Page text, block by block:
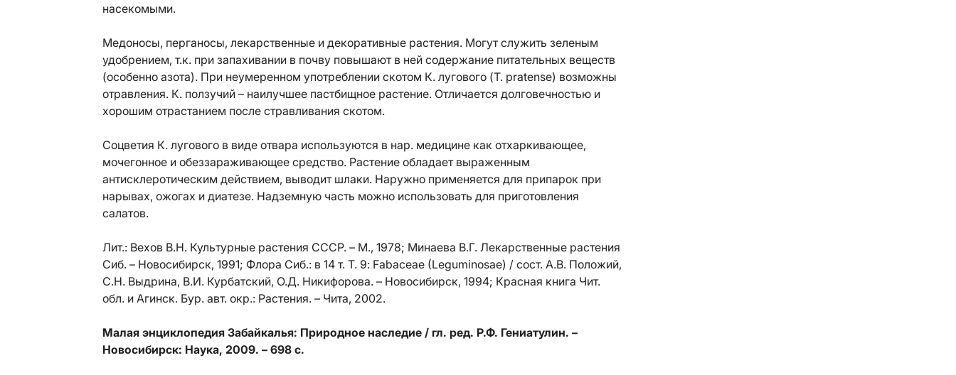
насекомыми.
Медоносы, перганосы, лекарственные и декоративные растения. Могут служить зеленым
удобрением, т.к. при запахивании в почву повышают в ней содержание питательных веществ
(особенно азота). При неумеренном употреблении скотом К. лугового (T. pratense) возможны
отравления. К. ползучий – наилучшее пастбищное растение. Отличается долговечностью и
хорошим отрастанием после стравливания скотом.
Соцветия К. лугового в виде отвара используются в нар. медицине как отхаркивающее,
мочегонное и обеззараживающее средство. Растение обладает выраженным
антисклеротическим действием, выводит шлаки. Наружно применяется для припарок при
нарывах, ожогах и диатезе. Надземную часть можно использовать для приготовления
салатов.
Лит.: Вехов В.Н. Культурные растения СССР. – М., 1978; Минаева В.Г. Лекарственные растения
Сиб. – Новосибирск, 1991; Флора Сиб.: в 14 т. Т. 9: Fabaceae (Leguminosae) / сост. А.В. Положий,
С.Н. Выдрина, В.И. Курбатский, О.Д. Никифорова. – Новосибирск, 1994; Красная книга Чит.
обл. и Агинск. Бур. авт. окр.: Растения. – Чита, 2002.
Малая энциклопедия Забайкалья: Природное наследие / гл. ред. Р.Ф. Гениатулин. –
Новосибирск: Наука, 2009. – 698 с.